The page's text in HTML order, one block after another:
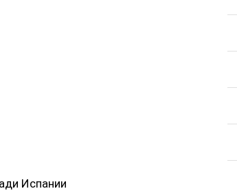
Испании